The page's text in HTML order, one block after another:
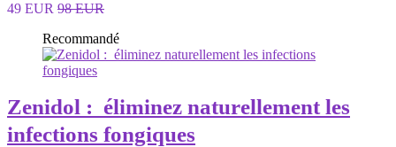
49 EUR 98 EUR
Recommandé
Zenidol : éliminez naturellement les
infections fongiques